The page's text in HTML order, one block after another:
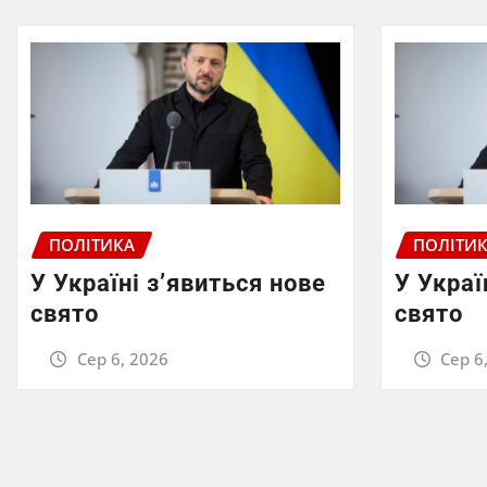
ПОЛІТИКА
У Україні з’явиться нове
свято
Сер 6, 2026
У
свято
Сер